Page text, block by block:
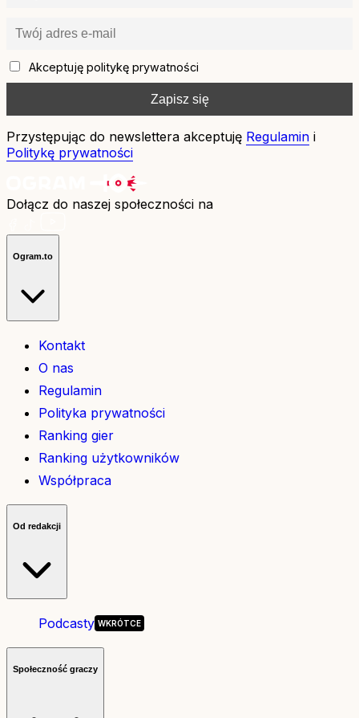
Akceptuję politykę prywatności
Przystępując do newslettera akceptuję Regulamin i
Politykę prywatności
Dołącz do naszej społeczności na
Ogram.to
Kontakt
O nas
Regulamin
Polityka prywatności
Ranking gier
Ranking użytkowników
Współpraca
Od redakcji
Podcasty
Społeczność graczy